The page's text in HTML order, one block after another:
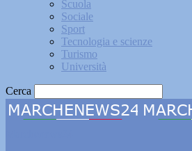
Scuola
Sociale
Sport
Tecnologia e scienze
Turismo
Università
Cerca